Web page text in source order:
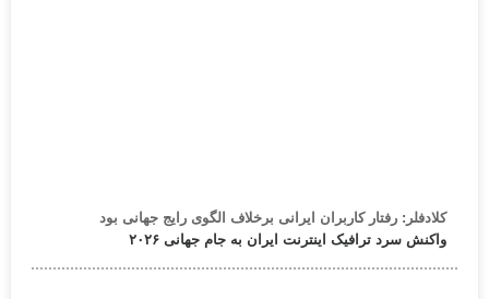
کلادفلر: رفتار کاربران ایرانی برخلاف الگوی رایج جهانی بود
واکنش سرد ترافیک اینترنت ایران به جام جهانی ۲۰۲۶